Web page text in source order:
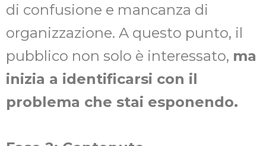
di confusione e mancanza di
organizzazione. A questo punto, il
pubblico non solo è interessato, ma
inizia a identificarsi con il
problema che stai esponendo.